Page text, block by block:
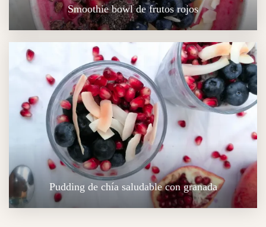
Smoothie bowl de frutos rojos
Pudding de chía saludable con granada